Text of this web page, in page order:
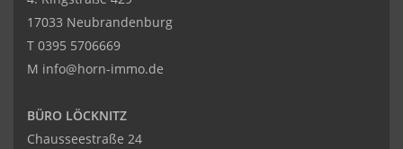
17033 Neubrandenburg
T 0395 5706669
M info@horn-immo.de
BÜRO LÖCKNITZ
Chausseestraße 24